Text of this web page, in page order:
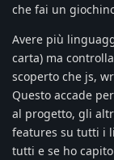
che fai un
Avere più
carta) ma
scoperto che js,
Questo accade
al progetto, gli
features su tutti i
tutti e se ho